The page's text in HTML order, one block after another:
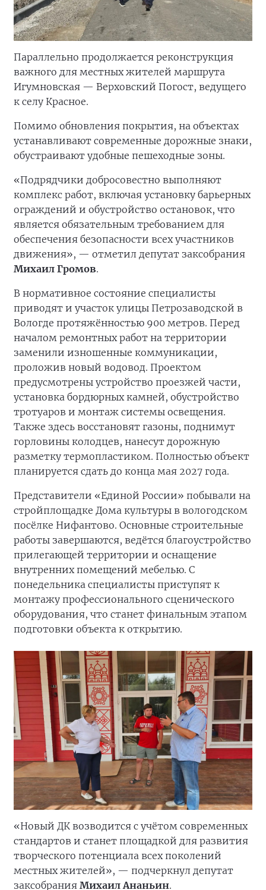
Параллельно продолжается реконструкция
важного для местных жителей маршрута
Игумновская — Верховский Погост, ведущего
к селу Красное.
Помимо обновления покрытия, на объектах
устанавливают современные дорожные знаки,
обустраивают удобные пешеходные зоны.
«Подрядчики добросовестно выполняют
комплекс работ, включая установку барьерных
ограждений и обустройство остановок, что
является обязательным требованием для
обеспечения безопасности всех участников
движения», — отметил депутат заксобрания
Михаил Громов.
В нормативное состояние специалисты
приводят и участок улицы Петрозаводской в
Вологде протяжённостью 900 метров. Перед
началом ремонтных работ на территории
заменили изношенные коммуникации,
проложив новый водовод. Проектом
предусмотрены устройство проезжей части,
установка бордюрных камней, обустройство
тротуаров и монтаж системы освещения.
Также здесь восстановят газоны, поднимут
горловины колодцев, нанесут дорожную
разметку термопластиком. Полностью объект
планируется сдать до конца мая 2027 года.
Представители «Единой России» побывали на
стройплощадке Дома культуры в вологодском
посёлке Нифантово. Основные строительные
работы завершаются, ведётся благоустройство
прилегающей территории и оснащение
внутренних помещений мебелью. С
понедельника специалисты приступят к
монтажу профессионального сценического
оборудования, что станет финальным этапом
подготовки объекта к открытию.
«Новый ДК возводится с учётом современных
стандартов и станет площадкой для развития
творческого потенциала всех поколений
местных жителей», — подчеркнул депутат
заксобрания Михаил Ананьин.